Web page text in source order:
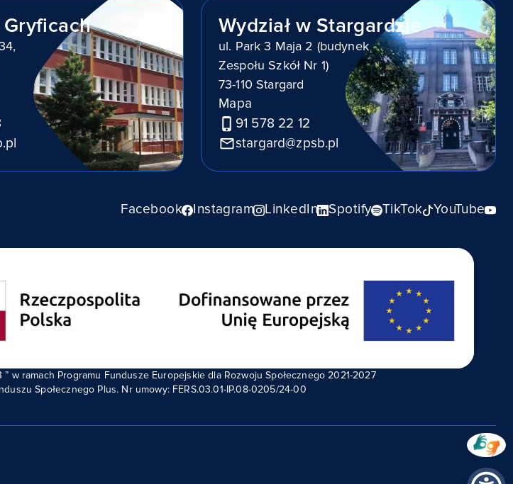
Gryficach Wydział w Stargardzie
ul. Park 3 Maja 2 (budynek
Zespołu Szkół Nr 1)
73-110 Stargard
Mapa
91 578 22 12
stargard@zpsb.pl
Facebook Instagram LinkedIn Spotify TikTok YouTube
w ramach Programu Fundusze Europejskie dla Rozwoju Społecznego 2021-2027
Społecznego Plus. Nr umowy: FERS.03.01-IP.08-0205/24-00